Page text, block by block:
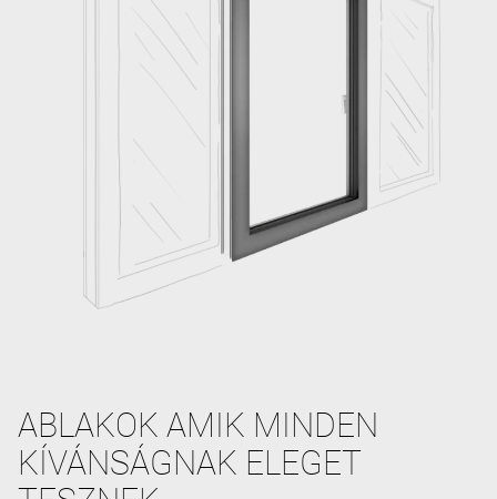
ABLAKOK AMIK MINDEN
KÍVÁNSÁGNAK ELEGET